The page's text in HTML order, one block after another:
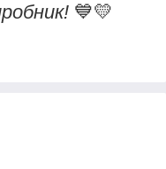
💙💛